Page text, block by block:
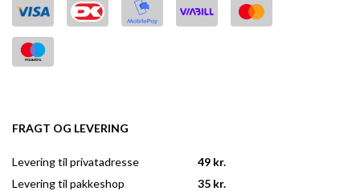
FRAGT OG LEVERING
Levering til privatadresse
Levering til pakkeshop
49 kr.
35 kr.